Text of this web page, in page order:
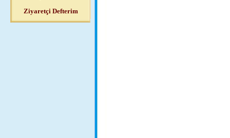
Ziyaretçi Defterim